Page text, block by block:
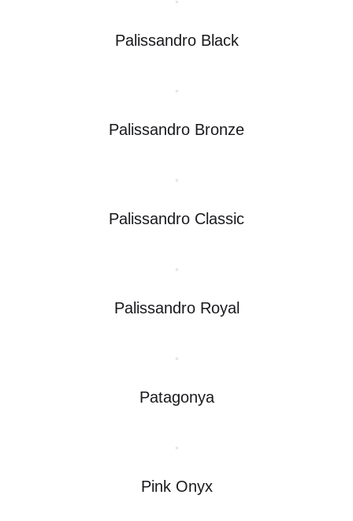
Palissandro Black
Palissandro Bronze
Palissandro Classic
Palissandro Royal
Patagonya
Pink Onyx